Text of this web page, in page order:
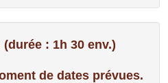
(durée : 1h 30 env.)
de dates prévues.